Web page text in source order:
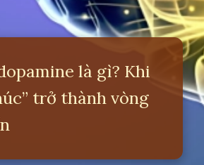
là gì? Khi
trở thành vòng